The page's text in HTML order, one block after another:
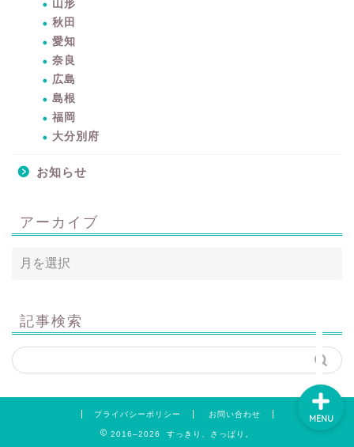
山形
秋田
愛知
奈良
広島
島根
福岡
大分別府
お知らせ
アーカイブ
記事検索
プライバシーポリシー お問い合わせ
2016–2026 すっきり、さっぱり。
MENU
ール集」を見る